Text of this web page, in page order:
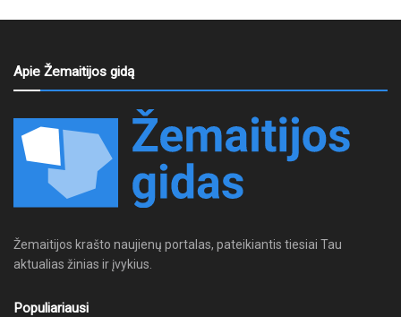
Apie Žemaitijos gidą
Žemaitijos krašto naujienų portalas, pateikiantis tiesiai Tau
aktualias žinias ir įvykius.
Populiariausi